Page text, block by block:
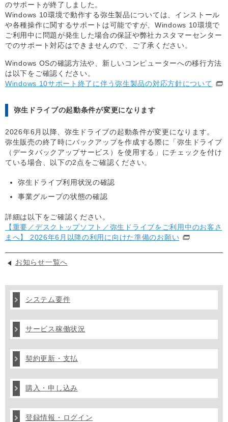
のサポートが終了しました。
Windows 10環境で動作する弥生製品については、インストール
や各種操作に関するサポートは可能ですが、Windows 10環境で
ご利用中に問題が発生した場合の保証や弊社カスタマーセンター
でのサポート対応はできませんので、ご了承ください。
Windows OSの確認方法や、新しいコンピューターへの移行方法
は以下をご確認ください。
Windows 10サポート終了に伴う弥生製品の対応方針について
弥生ドライブの起動条件が変更になります
2026年6月以降、弥生ドライブの起動条件が変更になります。
弥生販売の終了時にバックアップを作成する際に「弥生ドライブ
（データバックアップサービス）を使用する」にチェックを付け
ている場合、以下の2点をご確認ください。
弥生ドライブ利用状況の確認
事業グループの状態の確認
詳細は以下をご確認ください。
【重要／デスクトップソフト／弥生ドライブをご利用中のお客さ
まへ】 2026年6月以降の利用に向けた準備のお願い
お知らせ一覧へ
システム要件
サービス稼働状況
契約更新・支払
購入・申し込み
登録情報・ログイン